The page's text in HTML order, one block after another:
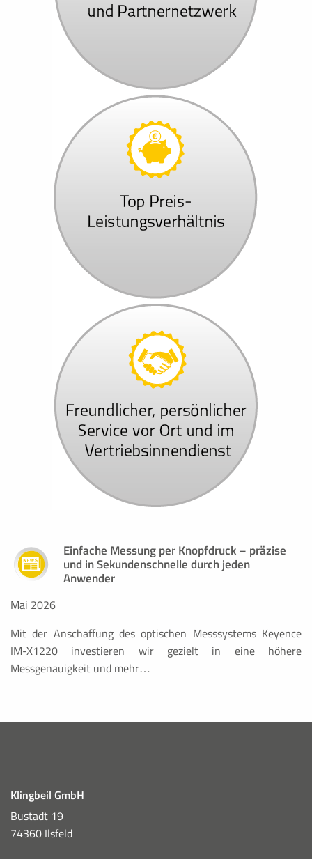
Einfache Messung per Knopfdruck – präzise
und in Sekundenschnelle durch jeden
Anwender
Mai 2026
Mit der Anschaffung des optischen Messsystems Keyence
IM-X1220 investieren wir gezielt in eine höhere
Messgenauigkeit und mehr…
Klingbeil GmbH
Bustadt 19
74360 Ilsfeld
Name:
HSID,__Secure-SSID,__Secure-3PAPISID,__Secure-
Anbieter:
.google.com
Die Aktivierung und Speicherung dieser Einstellung
Dadurch werden verscheide Cookies auf dem Computer
einzelnen Cookies entnehmen Sie bitte der Auflistung auf
Cookie Laufzeit:
bis zu 2 Jahre